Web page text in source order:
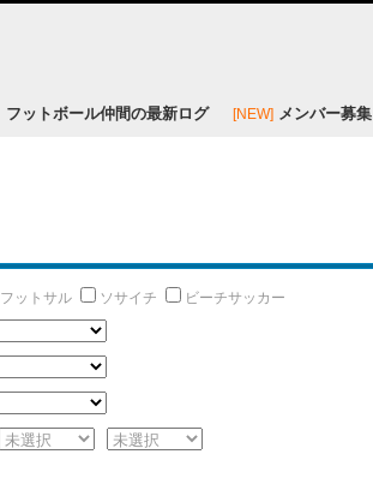
フットボール仲間の最新ログ [NEW] メンバー募集
フットサル ソサイチ ビーチサッカー